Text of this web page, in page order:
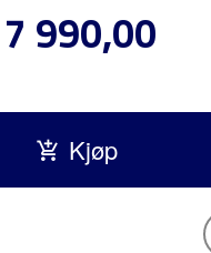
7 990,00
Kjøp